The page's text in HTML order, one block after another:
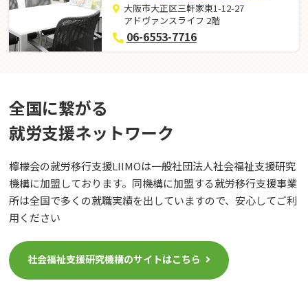
大阪市大正区三軒家東1-12-27
アドヴァンスライフ 2階
06-6553-7716
全国に繋がる
就労⽀援ネットワーク
檸檬会の就労移行支援LIIMOは一般社団法人社会福祉支援研究
機構に加盟しております。同機構に加盟する就労移行支援事業
所は全国で多くの就職実績を出していますので、安心してご利
用ください
社会福祉支援研究機構のサイトはこちら